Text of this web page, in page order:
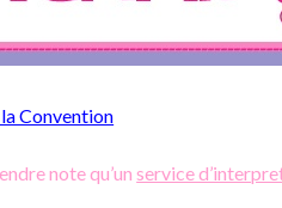
Convention
note qu’unservice